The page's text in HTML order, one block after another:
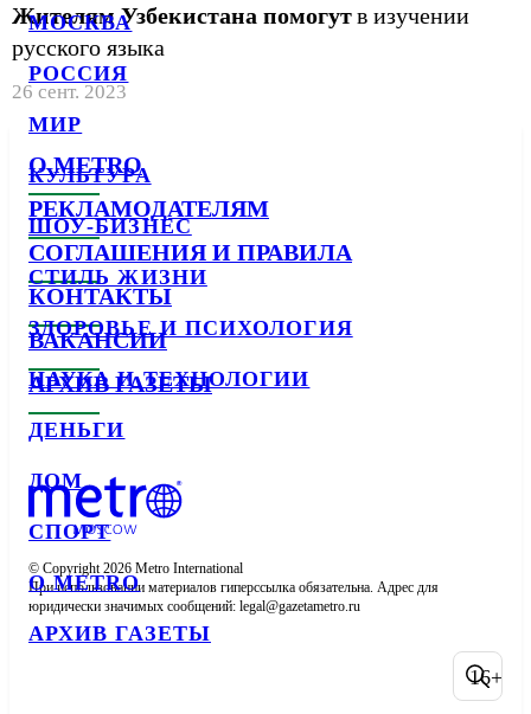
МОСКВА
РОССИЯ
МИР
КУЛЬТУРА
ШОУ-БИЗНЕС
СТИЛЬ ЖИЗНИ
ЗДОРОВЬЕ И ПСИХОЛОГИЯ
НАУКА И ТЕХНОЛОГИИ
ДЕНЬГИ
ДОМ
СПОРТ
О METRO
АРХИВ ГАЗЕТЫ
Жителям Узбекистана помогутв изучении
русского языка
26 сент. 2023
О METRO
РЕКЛАМОДАТЕЛЯМ
СОГЛАШЕНИЯ И ПРАВИЛА
КОНТАКТЫ
ВАКАНСИИ
АРХИВ ГАЗЕТЫ
© Copyright 2026 Metro International
При использовании материалов гиперссылка обязательна. Адрес для
юридически значимых сообщений:
16+